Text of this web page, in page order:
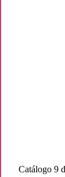
Catálogo 9